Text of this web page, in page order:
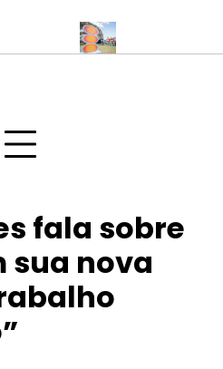
EP
fala sobre
sua nova